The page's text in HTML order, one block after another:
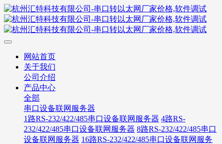
网站首页
关于我们
公司介绍
产品中心
全部
串口设备联网服务器
1路RS-232/422/485串口设备联网服务器 4路RS-
232/422/485串口设备联网服务器 8路RS-232/422/485串口
设备联网服务器 16路RS-232/422/485串口设备联网服务